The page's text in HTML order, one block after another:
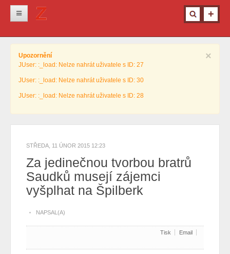
Krimi
Kultura
Info z města
Pro ženy
×
Upozornění
JUser: :_load: Nelze nahrát uživatele s ID: 27
JUser: :_load: Nelze nahrát uživatele s ID: 30
JUser: :_load: Nelze nahrát uživatele s ID: 28
STŘEDA, 11 ÚNOR 2015 12:23
Za jedinečnou tvorbou bratrů
Saudků musejí zájemci
vyšplhat na Špilberk
NAPSAL(A)
Tisk Email